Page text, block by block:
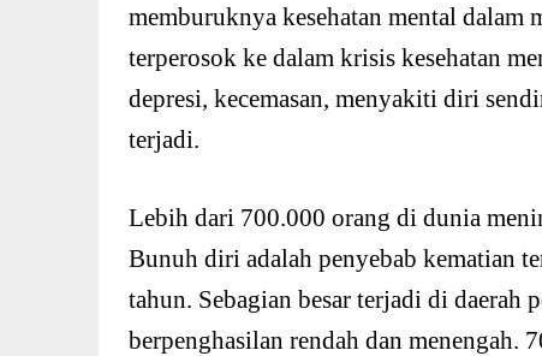
memburuknya kesehatan mental dalam
terperosok ke dalam krisis kesehatan
depresi, kecemasan, menyakiti diri
terjadi.
Lebih dari 700.000 orang di dunia
Bunuh diri adalah penyebab kematian
tahun. Sebagian besar terjadi di daerah
berpenghasilan rendah dan